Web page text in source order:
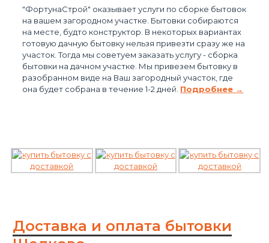
"ФортунаСтрой" оказывает услуги по сборке бытовок
на вашем загородном участке. Бытовки собираются
на месте, будто конструктор. В некоторых вариантах
готовую дачную бытовку нельзя привезти сразу же на
участок. Тогда мы советуем заказать услугу - сборка
бытовки на дачном участке. Мы привезем бытовку в
разобранном виде на Ваш загородный участок, где
она будет собрана в течение 1-2 дней. Подробнее →
Доставка и оплата бытовки